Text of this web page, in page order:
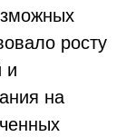
росту
и
на